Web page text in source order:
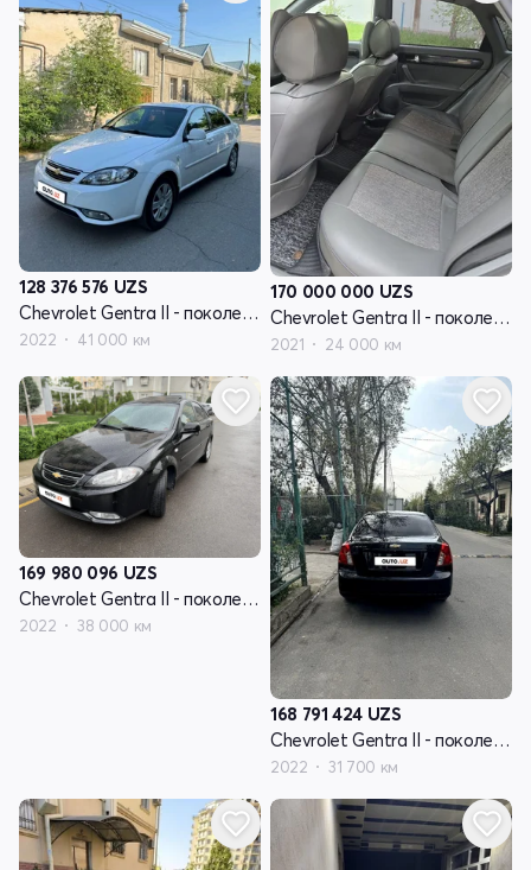
128 376 576 UZS
Chevrolet Gentra II - поколение
2022 41 000 км
170 000 000 UZS
Chevrolet Gentra II - поколение
2021 24 000 км
169 980 096 UZS
Chevrolet Gentra II - поколение
2022 38 000 км
168 791 424 UZS
Chevrolet Gentra II - поколение
2022 31 700 км